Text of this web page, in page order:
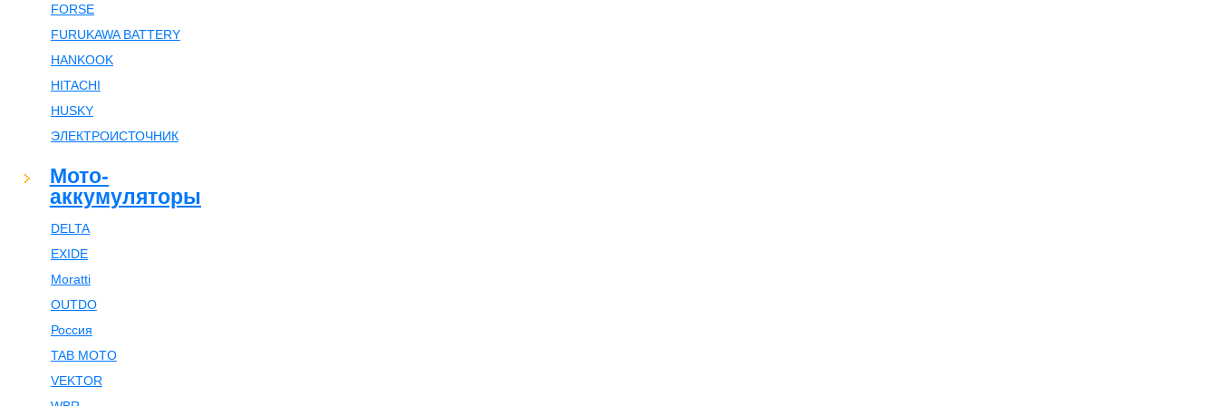
FORSE
FURUKAWA BATTERY
HANKOOK
HITACHI
HUSKY
ЭЛЕКТРОИСТОЧНИК
Мото-
аккумуляторы
DELTA
EXIDE
Moratti
OUTDO
Россия
TAB MOTO
VEKTOR